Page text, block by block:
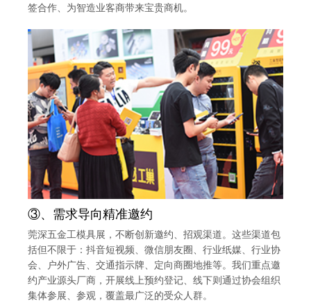
签合作、为智造业客商带来宝贵商机。
③、需求导向精准邀约
莞深五金工模具展，不断创新邀约、招观渠道。这些渠道包
括但不限于：抖音短视频、微信朋友圈、行业纸媒、行业协
会、户外广告、交通指示牌、定向商圈地推等。我们重点邀
约产业源头厂商，开展线上预约登记、线下则通过协会组织
集体参展、参观，覆盖最广泛的受众人群。